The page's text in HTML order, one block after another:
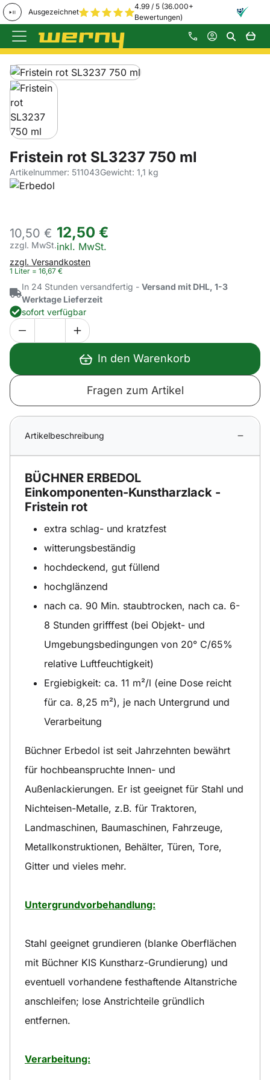
Ausgezeichnet
4.99 / 5 (36.000+
Bewertungen)
Zum Hauptinhalt springen
Produktgalerie
Zur Kaufbox springen
Fristein rot SL3237 750 ml
Artikelnummer: 511043Gewicht: 1,1 kg
10,50 €
zzgl. MwSt.
12,50 €
Steuerhinweis:
inkl. MwSt.
zzgl. Versandkosten
1 Liter = 16 67 €
In 24 Stunden versandfertig - Versand mit DHL, 1-3
Werktage Lieferzeit
sofort verfügbar
In den Warenkorb
Fragen zum Artikel
Artikelbeschreibung
BÜCHNER ERBEDOL
Einkomponenten-Kunstharzlack -
Fristein rot
extra schlag- und kratzfest
witterungsbeständig
hochdeckend, gut füllend
hochglänzend
nach ca. 90 Min. staubtrocken, nach ca. 6-
8 Stunden grifffest (bei Objekt- und
Umgebungsbedingungen von 20° C/65%
relative Luftfeuchtigkeit)
Ergiebigkeit: ca. 11 m²/l (eine Dose reicht
für ca. 8,25 m²), je nach Untergrund und
Verarbeitung
Büchner Erbedol ist seit Jahrzehnten bewährt
für hochbeanspruchte Innen- und
Außenlackierungen. Er ist geeignet für Stahl und
Nichteisen-Metalle, z.B. für Traktoren,
Landmaschinen, Baumaschinen, Fahrzeuge,
Metallkonstruktionen, Behälter, Türen, Tore,
Gitter und vieles mehr.
Untergrundvorbehandlung:
Stahl geeignet grundieren (blanke Oberflächen
mit Büchner KIS Kunstharz-Grundierung) und
eventuell vorhandene festhaftende Altanstriche
anschleifen; lose Anstrichteile gründlich
entfernen.
Verarbeitung: